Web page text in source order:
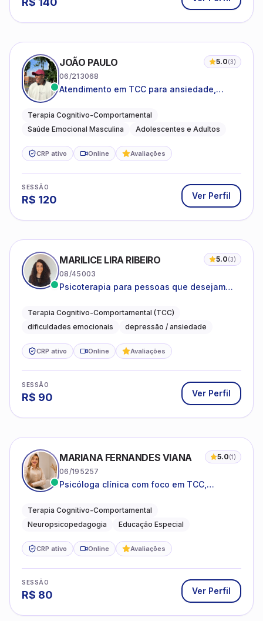
JOÃO PAULO 5.0(3)
06/213068
Atendimento em TCC para ansiedade,
emocional
Terapia Cognitivo-Comportamental
Saúde Emocional Masculina
Adolescentes e Adultos
CRP ativo Online Avaliações
SESSÃO
R$ 120 Ver Perfil
MARILICE LIRA RIBEIRO 5.0(3)
08/45003
Psicoterapia para pessoas que desejam
dificuldades do dia a dia
Terapia Cognitivo-Comportamental (TCC)
dificuldades emocionais
depressão / ansiedade
CRP ativo Online Avaliações
SESSÃO
R$ 90 Ver Perfil
MARIANA FERNANDES VIANA 5.0(1)
06/195257
Psicóloga clínica com foco em TCC,
do neurodesenvolvimento.
Terapia Cognitivo-Comportamental
Neuropsicopedagogia
Educação Especial
CRP ativo Online Avaliações
SESSÃO
R$ 80 Ver Perfil